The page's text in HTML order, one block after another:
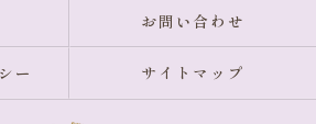
お問い合わせ
ー サイトマップ